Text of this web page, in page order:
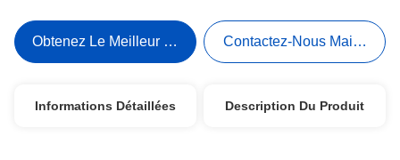
Obtenez Le Meilleur Prix Contactez-Nous Maintenant
Informations Détaillées Description Du Produit